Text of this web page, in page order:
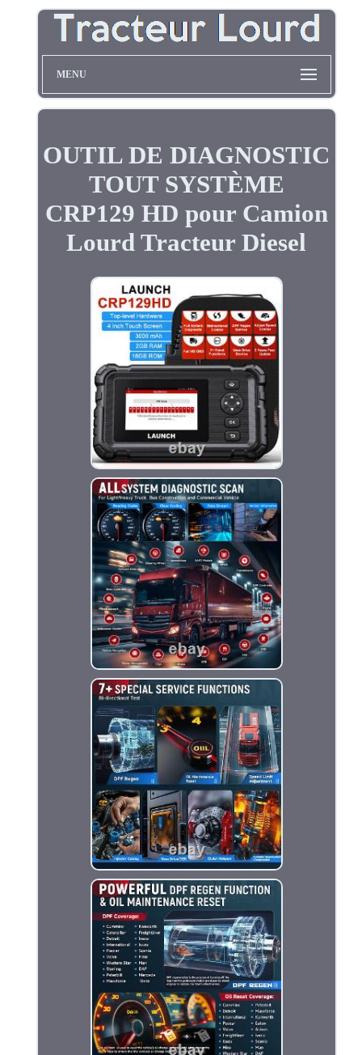
MENU
OUTIL DE DIAGNOSTIC
TOUT SYSTÈME
CRP129 HD pour Camion
Lourd Tracteur Diesel